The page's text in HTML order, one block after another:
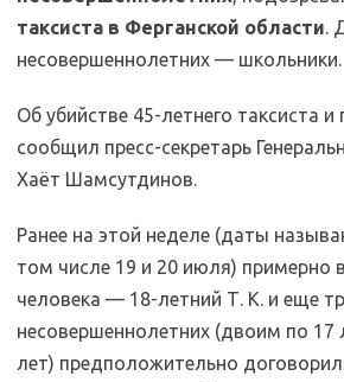
таксиста в Ферганской области.
несовершеннолетних — школьники.
Об убийстве 45-летнего таксиста
сообщил пресс-секретарь
Хаёт Шамсутдинов.
Ранее на этой неделе (даты
том числе 19 и 20 июля) примерно
человека — 18-летний Т. К. и еще
несовершеннолетних (двоим по 17
лет) предположительно